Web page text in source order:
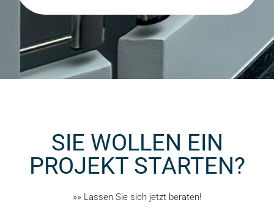
SIE WOLLEN EIN
PROJEKT STARTEN?
»» Lassen Sie sich jetzt beraten!